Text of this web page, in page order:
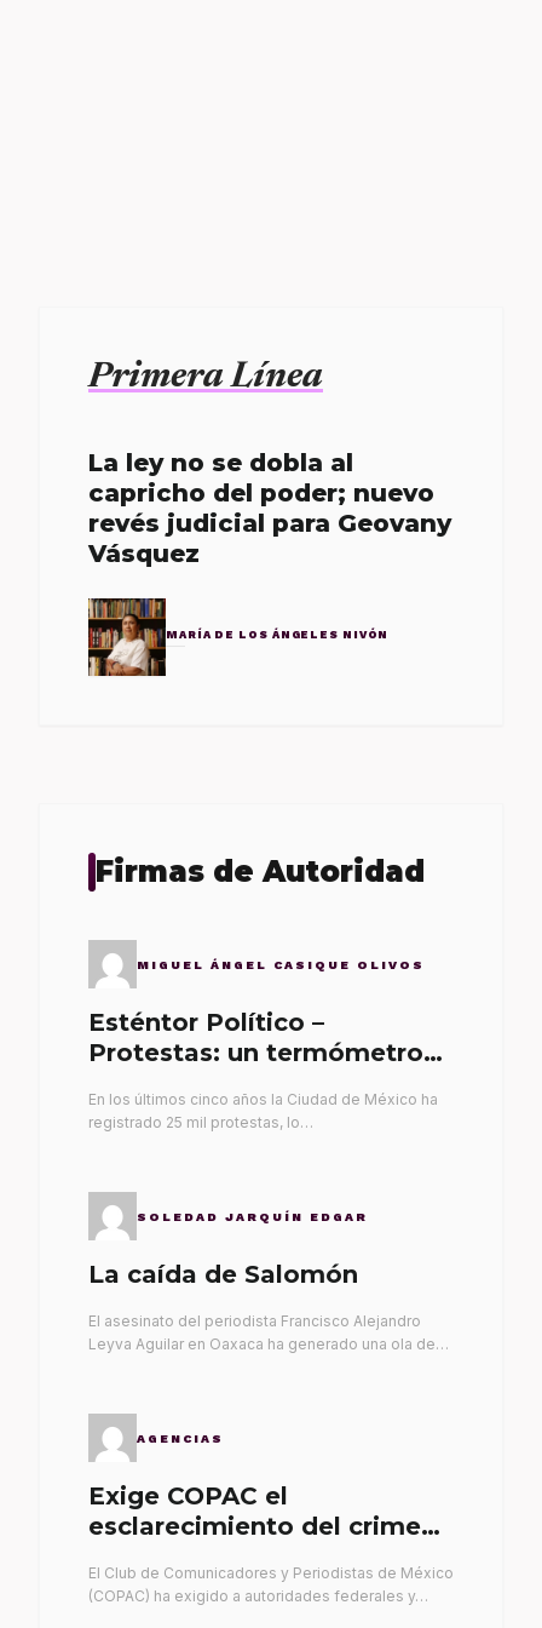
Primera Línea
La ley no se dobla al
capricho del poder; nuevo
revés judicial para Geovany
Vásquez
MARÍA DE LOS ÁNGELES NIVÓN
Firmas de Autoridad
MIGUEL ÁNGEL CASIQUE OLIVOS
Esténtor Político –
Protestas: un termómetro
En los últimos cinco años la Ciudad de México ha
registrado 25 mil protestas, lo…
SOLEDAD JARQUÍN EDGAR
La caída de Salomón
El asesinato del periodista Francisco Alejandro
Leyva Aguilar en Oaxaca ha generado una ola de…
AGENCIAS
Exige COPAC el
esclarecimiento del crimen
El Club de Comunicadores y Periodistas de México
(COPAC) ha exigido a autoridades federales y…